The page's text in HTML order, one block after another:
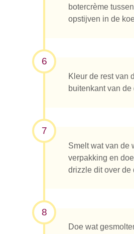
botercrème
opstijven in de
6
Kleur de rest van
buitenkant van
7
Smelt wat van de
verpakking en
drizzle dit over de
8
Doe wat